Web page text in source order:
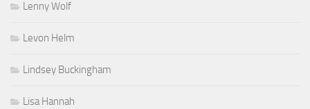
Lenny Wolf
Levon Helm
Lindsey Buckingham
Lisa Hannah